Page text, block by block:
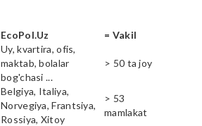
EcoPol.Uz = Vakil
Uy, kvartira, ofis,
maktab, bolalar
bog'chasi ...
> 50 ta joy
Belgiya, Italiya,
Norvegiya, Frantsiya,
Rossiya, Xitoy
> 53
mamlakat